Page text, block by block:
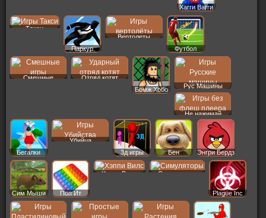
Хагги Вагги
Такси
Паркур
Вертолеты
Футбол
Смешные
Отряд котят
Бомж Хобо
Рус Машины
Не нажимай
Бегалки
Убийца
3д игры
Бен Энгри Бердз
Сим Мыши Поп Ит
Хэппи Вилс Симуляторы
Plague Inc